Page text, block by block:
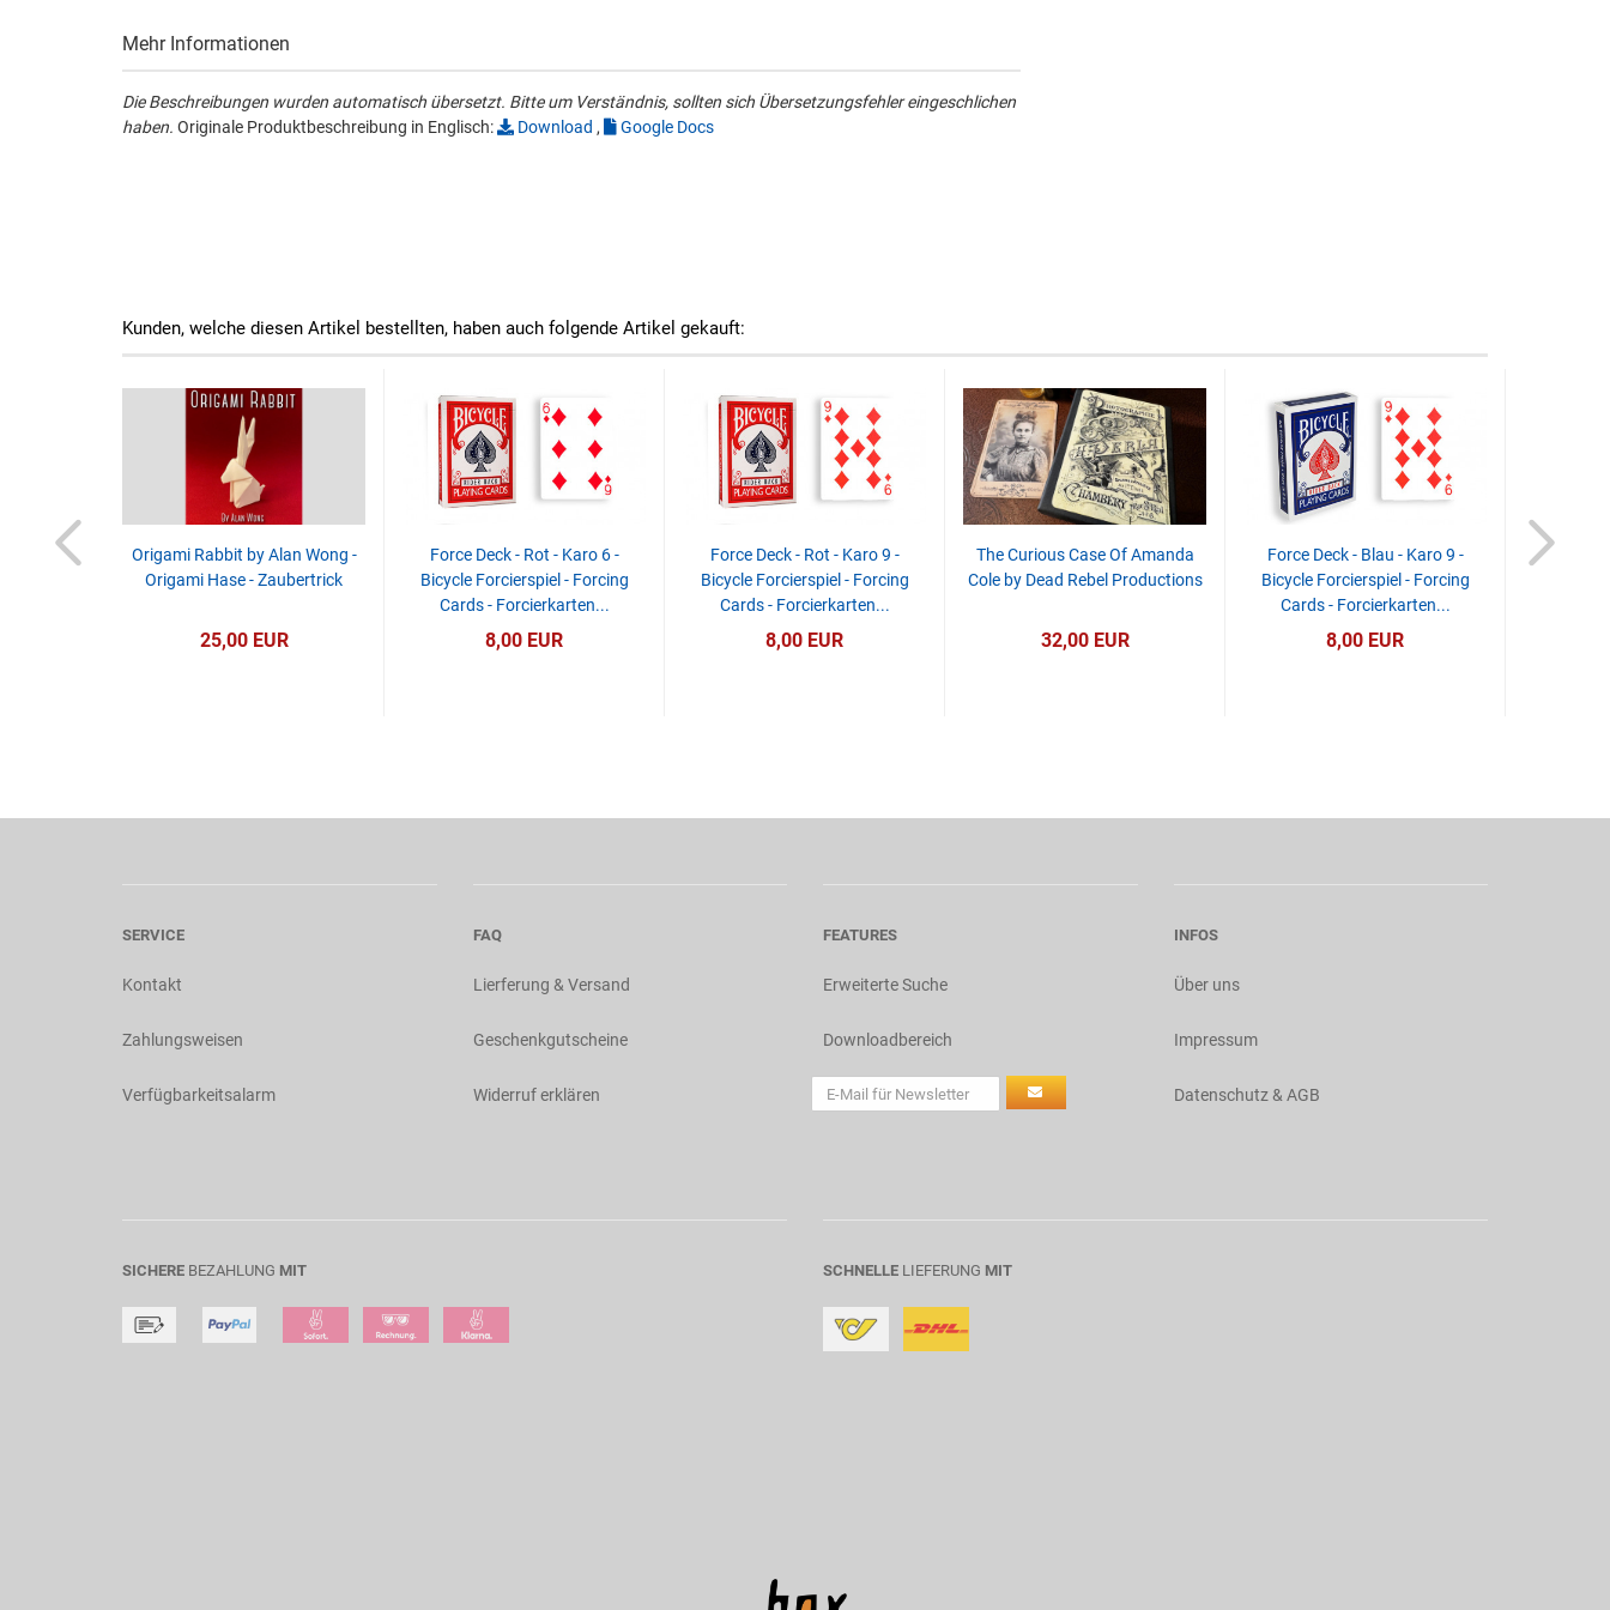
Mehr Informationen
Die Beschreibungen wurden automatisch übersetzt. Bitte um Verständnis, sollten sich Übersetzungsfehler eingeschlichen
haben. Originale Produktbeschreibung in Englisch: Download , Google Docs
Kunden, welche diesen Artikel bestellten, haben auch folgende Artikel gekauft:
Origami Rabbit by Alan Wong -
Origami Hase - Zaubertrick
25,00 EUR
Force Deck - Rot - Karo 6 -
Bicycle Forcierspiel - Forcing
Cards - Forcierkarten...
8,00 EUR
Force Deck - Rot - Karo 9 -
Bicycle Forcierspiel - Forcing
Cards - Forcierkarten...
8,00 EUR
The Curious Case Of Amanda
Cole by Dead Rebel Productions
32,00 EUR
Force Deck - Blau - Karo 9 -
Bicycle Forcierspiel - Forcing
Cards - Forcierkarten...
8,00 EUR
SERVICE
Kontakt
Zahlungsweisen
Verfügbarkeitsalarm
FAQ
Lierferung & Versand
Geschenkgutscheine
Widerruf erklären
FEATURES
Erweiterte Suche
Downloadbereich
INFOS
Über uns
Impressum
Datenschutz & AGB
SICHERE BEZAHLUNG MIT SCHNELLE LIEFERUNG MIT